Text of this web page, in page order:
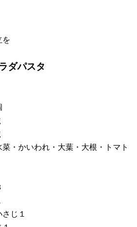
を
ダパスタ
・かいわれ・大葉・大根・トマト
じ１